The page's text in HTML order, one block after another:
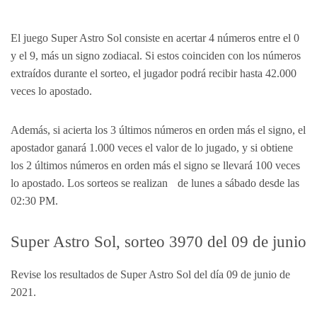
El juego Super Astro Sol consiste en acertar 4 números entre el 0
y el 9, más un signo zodiacal. Si estos coinciden con los números
extraídos durante el sorteo, el jugador podrá recibir hasta 42.000
veces lo apostado.
Además, si acierta los 3 últimos números en orden más el signo, el
apostador ganará 1.000 veces el valor de lo jugado, y si obtiene
los 2 últimos números en orden más el signo se llevará 100 veces
lo apostado. Los sorteos se realizan de lunes a sábado desde las
02:30 PM.
Super Astro Sol, sorteo 3970 del 09 de junio
Revise los resultados de Super Astro Sol del día 09 de junio de
2021.